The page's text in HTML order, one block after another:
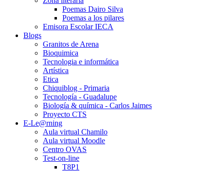
Poemas Dairo Silva
Poemas a los pilares
Emisora Escolar IECA
Blogs
Granitos de Arena
Bioquimica
Tecnologia e informática
Artística
Etica
Chiquiblog - Primaria
Tecnología - Guadalupe
Biología & química - Carlos Jaimes
Proyecto CTS
E-Le@rning
Aula virtual Chamilo
Aula virtual Moodle
Centro OVAS
Test-on-line
T8P1